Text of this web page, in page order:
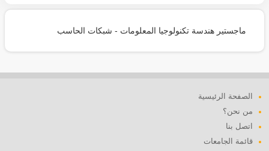
ماجستير هندسة تكنولوجيا المعلومات - شبكات الحاسب
الصفحة الرئيسية
من نحن؟
اتصل بنا
قائمة الجامعات